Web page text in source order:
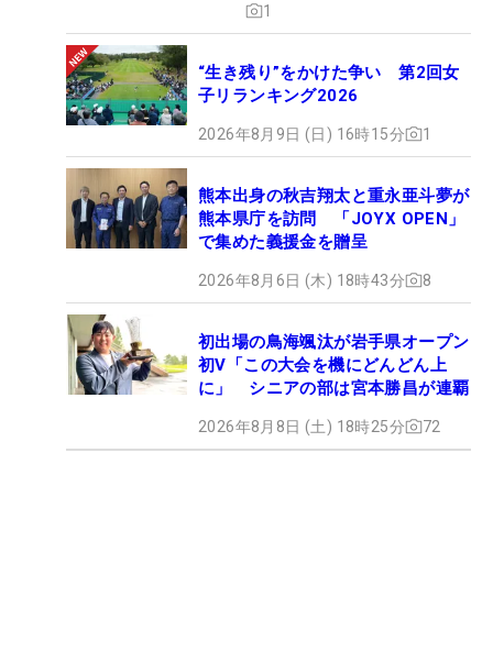
1
“生き残り”をかけた争い 第2回女
子リランキング2026
2026年8月9日 (日) 16時15分 1
熊本出身の秋吉翔太と重永亜斗夢が
熊本県庁を訪問 「JOYX OPEN」
で集めた義援金を贈呈
2026年8月6日 (木) 18時43分 8
初出場の鳥海颯汰が岩手県オープン
初V「この大会を機にどんどん上
に」 シニアの部は宮本勝昌が連覇
2026年8月8日 (土) 18時25分 72